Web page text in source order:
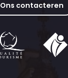
Ons contacteren